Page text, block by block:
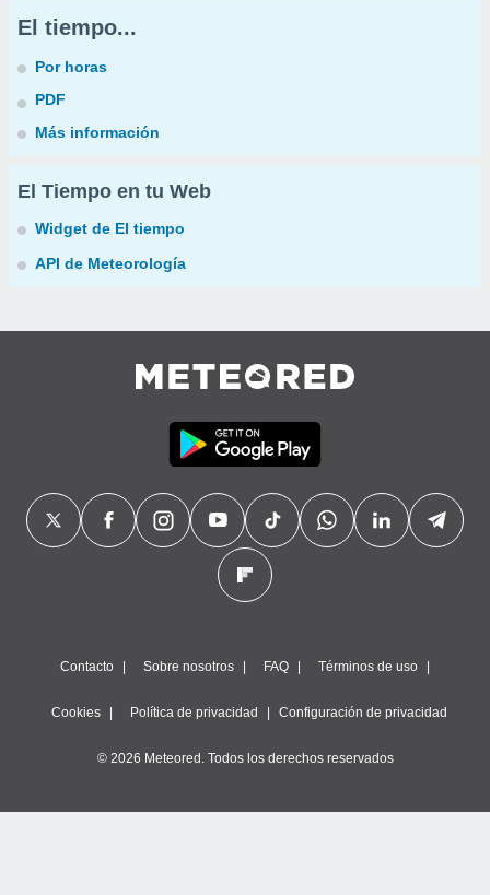
El tiempo...
Por horas
PDF
Más información
El Tiempo en tu Web
Widget de El tiempo
API de Meteorología
Contacto Sobre nosotros FAQ Términos de uso
Cookies Política de privacidad Configuración de privacidad
© 2026 Meteored. Todos los derechos reservados